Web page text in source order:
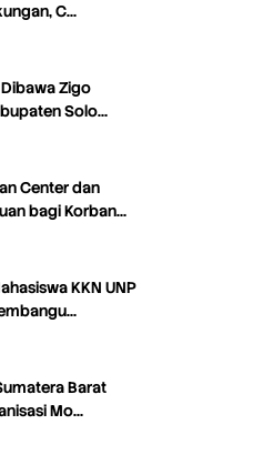
C…
Zigo
Solo…
Center dan
bagi Korban…
KKN UNP
Barat
Mo…